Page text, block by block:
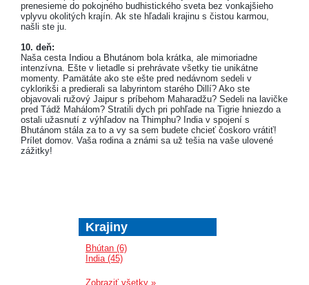
prenesieme do pokojného budhistického sveta bez vonkajšieho
vplyvu okolitých krajín. Ak ste hľadali krajinu s čistou karmou,
našli ste ju.
10. deň:
Naša cesta Indiou a Bhutánom bola krátka, ale mimoriadne
intenzívna. Ešte v lietadle si prehrávate všetky tie unikátne
momenty. Pamätáte ako ste ešte pred nedávnom sedeli v
cyklorikši a predierali sa labyrintom starého Dillí? Ako ste
objavovali ružový Jaipur s príbehom Maharadžu? Sedeli na lavičke
pred Tádž Mahálom? Stratili dych pri pohľade na Tigrie hniezdo a
ostali užasnutí z výhľadov na Thimphu? India v spojení s
Bhutánom stála za to a vy sa sem budete chcieť čoskoro vrátiť!
Prílet domov. Vaša rodina a známi sa už tešia na vaše ulovené
zážitky!
Krajiny
Bhútan (6)
India (45)
Zobraziť všetky »